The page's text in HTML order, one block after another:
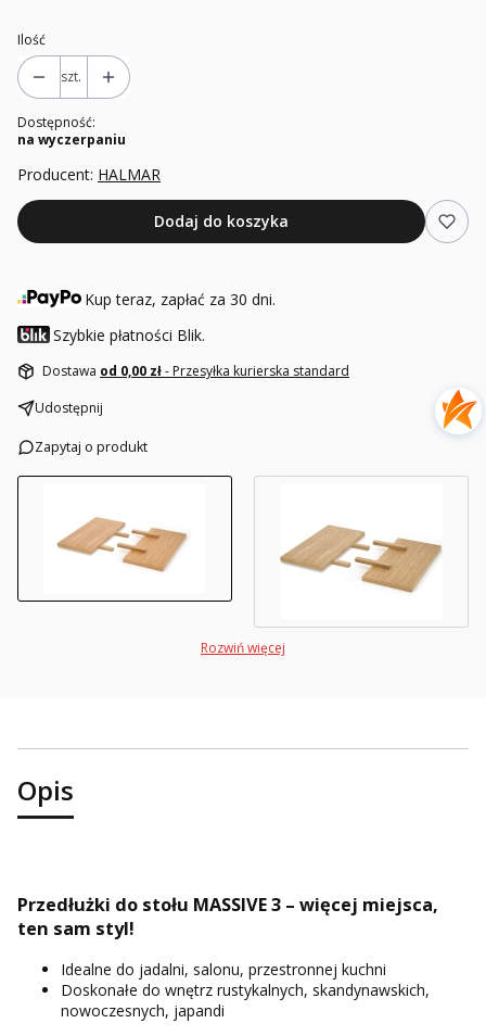
Ilość
szt.
Dostępność:
na wyczerpaniu
Producent: HALMAR
Dodaj do koszyka
Kup teraz, zapłać za 30 dni.
Szybkie płatności Blik.
Dostawa od 0,00 zł- Przesyłka kurierska standard
Udostępnij
Zapytaj o produkt
Rozwiń więcej
Opis
Przedłużki do stołu MASSIVE 3 – więcej miejsca,
ten sam styl!
Idealne do jadalni, salonu, przestronnej kuchni
Doskonałe do wnętrz rustykalnych, skandynawskich,
nowoczesnych, japandi